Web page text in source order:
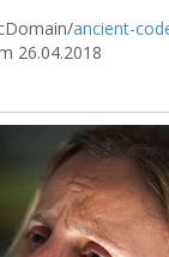
ancient-
26.04.2018